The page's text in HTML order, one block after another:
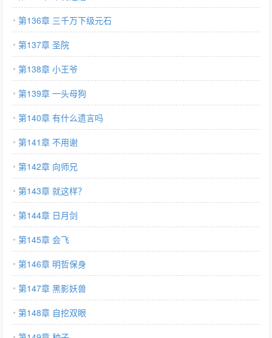
第136章 三千万下级元石
第137章 圣院
第138章 小王爷
第139章 一头母狗
第140章 有什么遗言吗
第141章 不用谢
第142章 向师兄
第143章 就这样？
第144章 日月剑
第145章 会飞
第146章 明哲保身
第147章 黑影妖兽
第148章 自挖双眼